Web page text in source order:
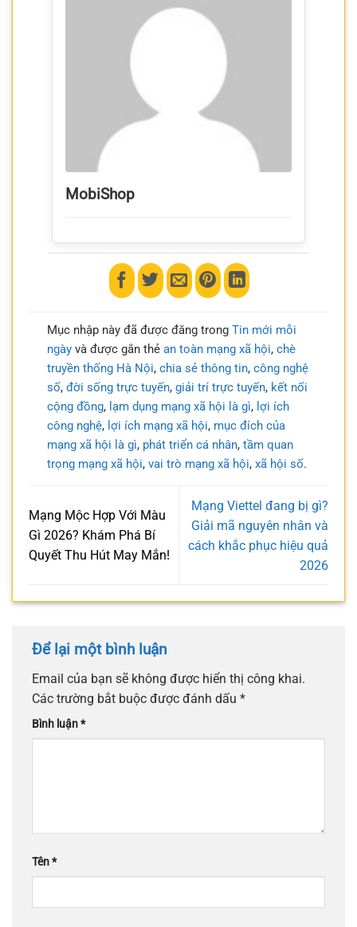
MobiShop
Mục nhập này đã được đăng trong Tin mới mỗi
ngàyvà được gắn thẻ an toàn mạng xã hội, chè
truyền thống Hà Nội, chia sẻ thông tin, công nghệ
số, đời sống trực tuyến, giải trí trực tuyến, kết nối
cộng đồng, lạm dụng mạng xã hội là gì, lợi ích
công nghệ, lợi ích mạng xã hội, mục đích của
mạng xã hội là gì, phát triển cá nhân, tầm quan
trọng mạng xã hội, vai trò mạng xã hội, xã hội số.
Mạng Mộc Hợp Với Màu
Gì 2026? Khám Phá Bí
Quyết Thu Hút May Mắn!
Mạng Viettel đang bị gì?
Giải mã nguyên nhân và
cách khắc phục hiệu quả
2026
Để lại một bình luận
Email của bạn sẽ không được hiển thị công khai.
Các trường bắt buộc được đánh dấu *
Bình luận*
Tên*